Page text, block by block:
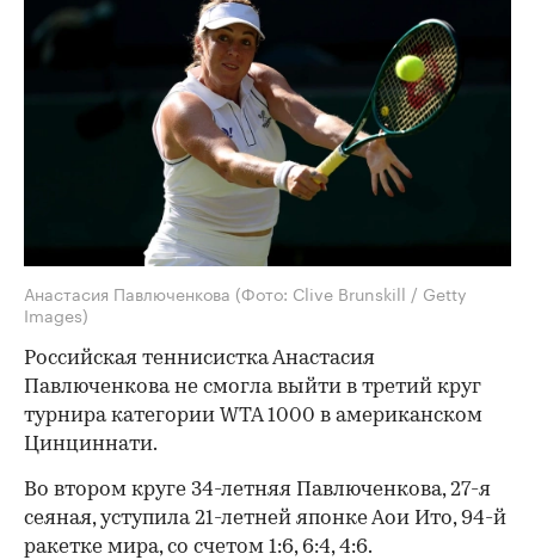
Анастасия Павлюченкова (Фото: Clive Brunskill / Getty
Images)
Российская теннисистка Анастасия
Павлюченкова не смогла выйти в третий круг
турнира категории WTA 1000 в американском
Цинциннати.
Во втором круге 34-летняя Павлюченкова, 27-я
сеяная, уступила 21-летней японке Аои Ито, 94-й
ракетке мира, со счетом 1:6, 6:4, 4:6.